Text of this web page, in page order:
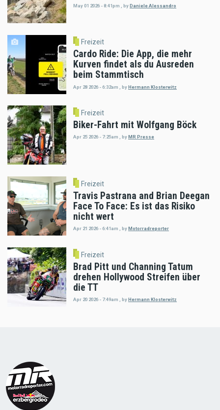
May 01 2026 - 8:41pm byDaniele Alessandro
Freizeit
Cardo Ride: Die App, die mehr
Kurven findet als du Ausreden
beim Stammtisch
Apr 28 2026 - 6:32am byHermann Klosterwitz
Freizeit
Biker-Fahrt mit Wolfgang Böck
Apr 25 2026 - 7:25am , byMR Presse
Freizeit
Travis Pastrana and Brian Deegan
Face To Face: Es ist das Risiko
nicht wert
Apr 21 2026 - 6:41am byMotorradreporter
Freizeit
Brad Pitt und Channing Tatum
drehen Hollywood Streifen über
die TT
Apr 20 2026 - 7:49am byHermann Klosterwitz